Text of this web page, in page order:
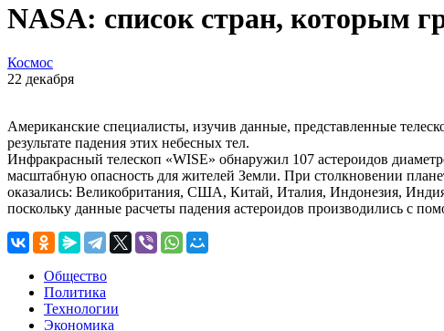
NASA: список стран, которым
Космос
22 декабря
Американские специалисты, изучив данные, представленные
результате падения этих небесных тел.
Инфракрасный телескоп «WISE» обнаружил 107 астероидов
масштабную опасность для жителей Земли. При столкновении
оказались: Великобритания, США, Китай, Италия, Индонезия,
поскольку данные расчеты падения астероидов производились с
Общество
Политика
Технологии
Экономика